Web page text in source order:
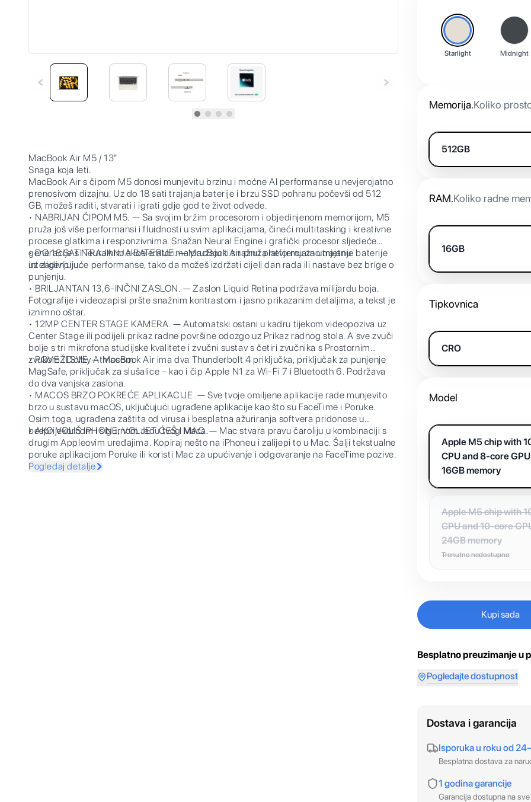
MacBook Air M5 / 13”
Snaga koja leti.
MacBook Air s čipom M5 donosi munjevitu brzinu i moćne AI performanse u nevjerojatno
prenosivom dizajnu. Uz do 18 sati trajanja baterije i brzu SSD pohranu počevši od 512
GB, možeš raditi, stvarati i igrati gdje god te život odvede.
• NABRIJAN ČIPOM M5. — Sa svojim bržim procesorom i objedinjenom memorijom, M5
pruža još više performansi i fluidnosti u svim aplikacijama, čineći multitasking i kreativne
procese glatkima i responzivnima. Snažan Neural Engine i grafički procesor sljedeće
generacije s Neuralnim akceleratorima pružaju ti snažnu platformu za umjetnu
inteligenciju.
• DO 18 SATI TRAJANJA BATERIJE. — MacBook Air pruža nevjerojatno trajanje baterije
uz zadivljujuće performanse, tako da možeš izdržati cijeli dan rada ili nastave bez brige o
punjenju.
• BRILJANTAN 13,6-INČNI ZASLON. — Zaslon Liquid Retina podržava milijardu boja.
Fotografije i videozapisi pršte snažnim kontrastom i jasno prikazanim detaljima, a tekst je
iznimno oštar.
• 12MP CENTER STAGE KAMERA. — Automatski ostani u kadru tijekom videopoziva uz
Center Stage ili podijeli prikaz radne površine odozgo uz Prikaz radnog stola. A sve zvuči
bolje s tri mikrofona studijske kvalitete i zvučni sustav s četiri zvučnika s Prostornim
zvukom i Dolby Atmosom.
• POVEŽI SVE. — MacBook Air ima dva Thunderbolt 4 priključka, priključak za punjenje
MagSafe, priključak za slušalice – kao i čip Apple N1 za Wi-Fi 7 i Bluetooth 6. Podržava
do dva vanjska zaslona.
• MACOS BRZO POKREĆE APLIKACIJE. — Sve tvoje omiljene aplikacije rade munjevito
brzo u sustavu macOS, uključujući ugrađene aplikacije kao što su FaceTime i Poruke.
Osim toga, ugrađena zaštita od virusa i besplatna ažuriranja softvera pridonose u
besprijekornom i sigurnom radu tvog Maca.
• AKO VOLIŠ IPHONE, VOLJET ĆEŠ I MAC. — Mac stvara pravu čaroliju u kombinaciji s
drugim Appleovim uređajima. Kopiraj nešto na iPhoneu i zalijepi to u Mac. Šalji tekstualne
poruke aplikacijom Poruke ili koristi Mac za upućivanje i odgovaranje na FaceTime pozive.
Pogledaj detalje
Starlight Midnight
Memorija.Koliko
512GB
RAM.Koliko radne
16GB
Tipkovnica
CRO
Model
Apple M5 chip with
CPU and 8-core
16GB memory
Apple M5 chip with
CPU and 10-core
24GB memory
Trenutno nedostupno
Kupi sada
Besplatno preuzimanje u
Pogledajte dostupnost
Dostava i garancija
Isporuka u roku od
Besplatna dostava za
1 godina garancije
Garancija dostupna na